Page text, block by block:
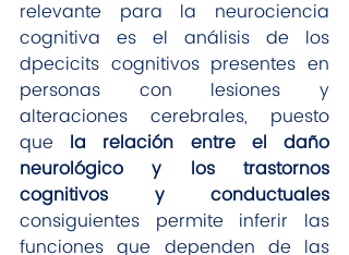
relevante para la neurociencia
cognitiva es el análisis de los
dpecicits cognitivos presentes en
personas con lesiones y
alteraciones cerebrales, puesto
que la relación entre el daño
neurológico y los trastornos
cognitivos y conductuales
consiguientes permite inferir las
funciones que dependen de las